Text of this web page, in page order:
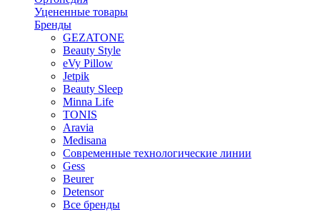
Уцененные товары
Бренды
GEZATONE
Beauty Style
eVy Pillow
Jetpik
Beauty Sleep
Minna Life
TONIS
Aravia
Medisana
Современные технологические линии
Gess
Beurer
Detensor
Все бренды